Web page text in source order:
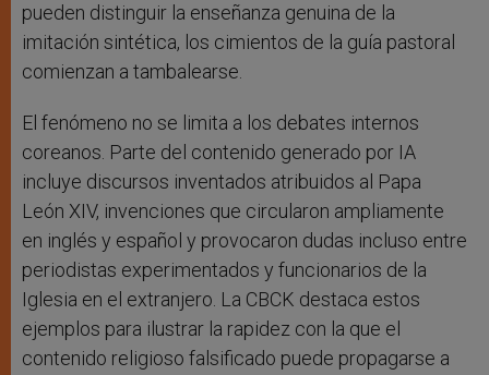
pueden distinguir la enseñanza genuina de la
imitación sintética, los cimientos de la guía pastoral
comienzan a tambalearse.
El fenómeno no se limita a los debates internos
coreanos. Parte del contenido generado por IA
incluye discursos inventados atribuidos al Papa
León XIV, invenciones que circularon ampliamente
en inglés y español y provocaron dudas incluso entre
periodistas experimentados y funcionarios de la
Iglesia en el extranjero. La CBCK destaca estos
ejemplos para ilustrar la rapidez con la que el
contenido religioso falsificado puede propagarse a